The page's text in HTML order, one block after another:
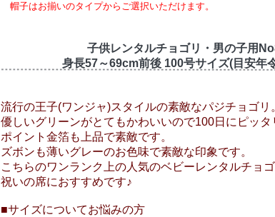
帽子はお揃いのタイプからご選択いただけます。
子供レンタルチョゴリ・男の子用
身長57～69cm前後 100号サイズ(目安年
流行の王子(ワンジャ)スタイルの素敵なパジチョゴリ
優しいグリーンがとてもかわいいので100日にピッタ
ポイント金箔も上品で素敵です。
ズボンも薄いグレーのお色味で素敵な印象です。
こちらのワンランク上の人気のベビーレンタルチョ
祝いの席におすすめです♪
■サイズについてお悩みの方